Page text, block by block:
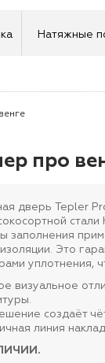
Натяжные
про
дверь Tepler
заполнения
Это
уплотнения,
визуальное
создаёт
линия